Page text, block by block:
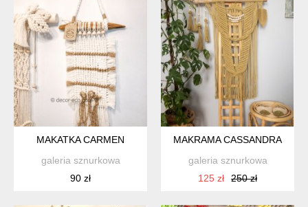
MAKATKA CARMEN
galeria sznurkowa
90 zł
MAKRAMA CASSANDRA
galeria sznurkowa
125 zł
250 zł